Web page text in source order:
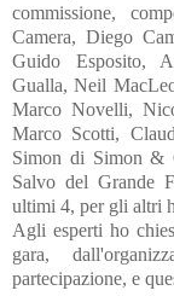
commissione,
Camera, Diego
Guido Esposito,
Gualla, Neil
Marco Novelli,
Marco Scotti,
Simon di Simon &
Salvo del Grande
ultimi 4, per gli altri
Agli esperti ho
gara,
partecipazione, e